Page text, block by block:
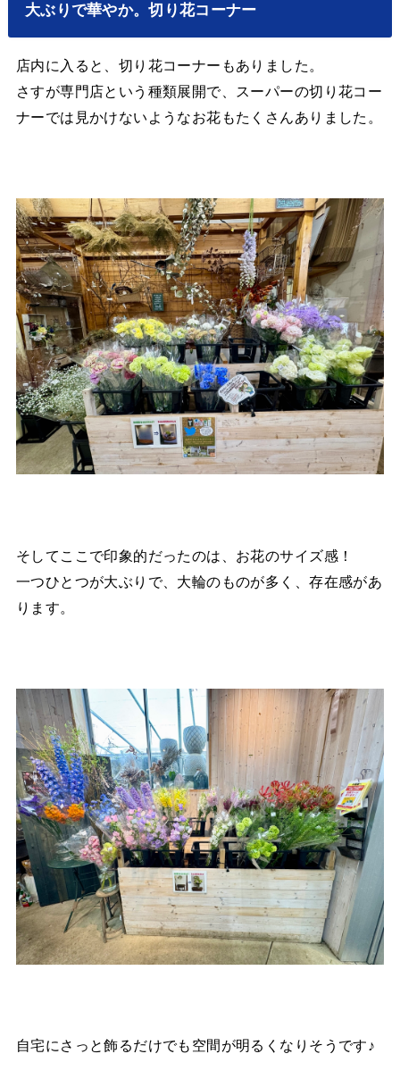
大ぶりで華やか。切り花コーナー
店内に入ると、切り花コーナーもありました。
さすが専門店という種類展開で、スーパーの切り花コー
ナーでは見かけないようなお花もたくさんありました。
そしてここで印象的だったのは、お花のサイズ感！
一つひとつが大ぶりで、大輪のものが多く、存在感があ
ります。
自宅にさっと飾るだけでも空間が明るくなりそうです♪